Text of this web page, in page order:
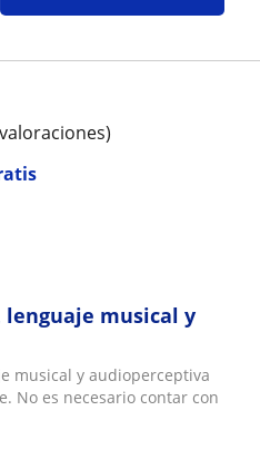
lenguaje musical y
musical y audioperceptiva
No es necesario contar con